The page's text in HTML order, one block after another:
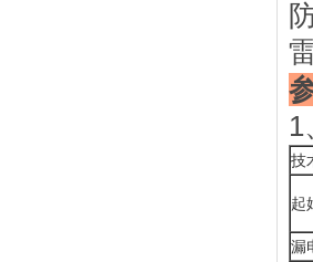
1
技
起
漏